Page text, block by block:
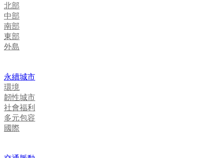
北部
中部
南部
東部
外島
永續城市
環境
韌性城市
社會福利
多元包容
國際